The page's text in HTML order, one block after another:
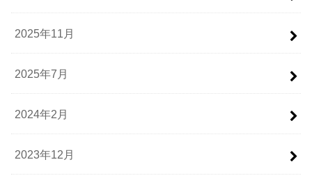
2025年11月
2025年7月
2024年2月
2023年12月